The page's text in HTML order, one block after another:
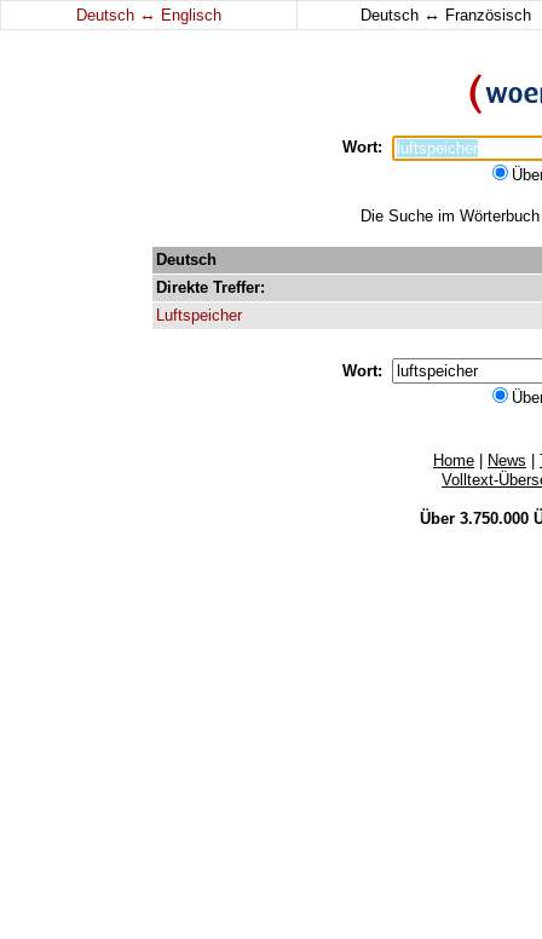
Deutsch ↔ Englisch Deutsch ↔ Französisch
Wort:
Die Suche im
Deutsch
Direkte Treffer:
Luftspeicher
Wort:
Home News
Volltext-
Über 3.750.000